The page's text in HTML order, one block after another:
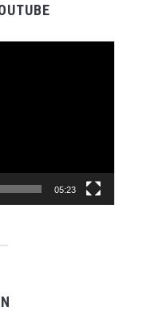
05:23